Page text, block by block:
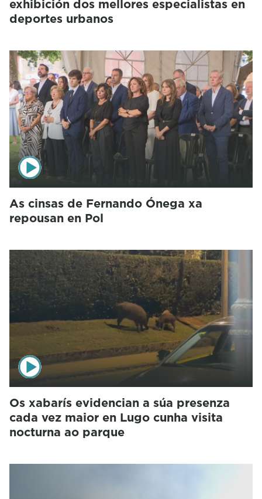
exhibición dos mellores especialistas en
deportes urbanos
As cinsas de Fernando Ónega xa
repousan en Pol
Os xabarís evidencian a súa presenza
cada vez maior en Lugo cunha visita
nocturna ao parque